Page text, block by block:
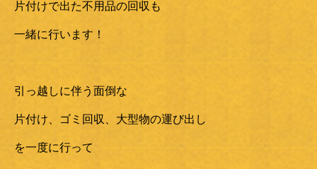
片付けで出た不用品の回収も
一緒に行います！
引っ越しに伴う面倒な
片付け、ゴミ回収、大型物の運び出し
を一度に行って